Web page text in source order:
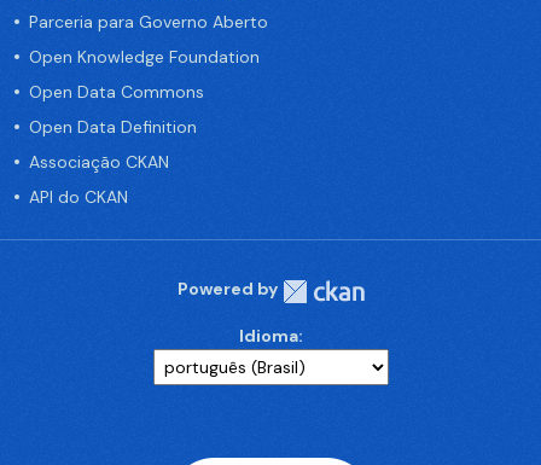
Parceria para Governo Aberto
Open Knowledge Foundation
Open Data Commons
Open Data Definition
Associação CKAN
API do CKAN
Powered by
Idioma